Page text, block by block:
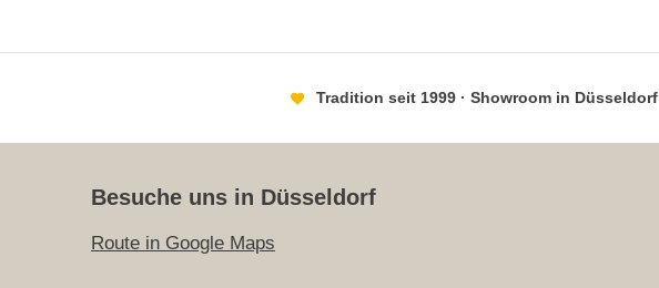
Tradition seit 1999 · Showroom in Düsseldorf
Besuche uns in Düsseldorf
Route in Google Maps